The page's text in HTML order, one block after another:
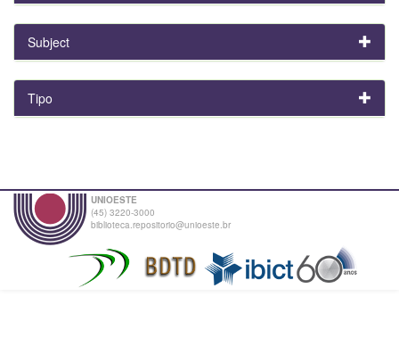
Subject
Tipo
UNIOESTE
(45) 3220-3000
biblioteca.repositorio@unioeste.br